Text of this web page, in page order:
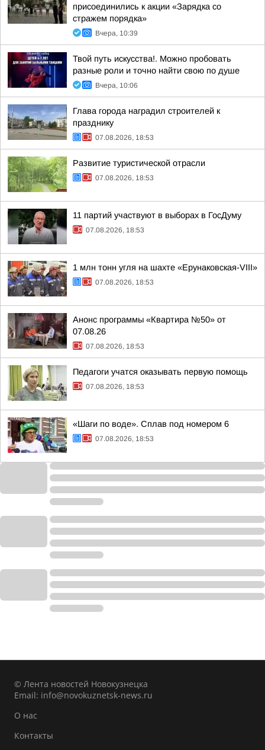
присоединились к акции «Зарядка со
стражем порядка»
Вчера, 10:39
Твой путь искусства!. Можно пробовать
разные роли и точно найти свою по душе
Вчера, 10:06
Глава города наградил строителей к
празднику
07.08.2026, 18:53
Развитие туристической отрасли
07.08.2026, 18:53
11 партий участвуют в выборах в ГосДуму
07.08.2026, 18:53
1 млн тонн угля на шахте «Ерунаковская-VIII»
07.08.2026, 18:53
Анонс программы «Квартира №50» от
07.08.26
07.08.2026, 18:53
Педагоги учатся оказывать первую помощь
07.08.2026, 18:53
«Шаги по воде». Сплав под номером 6
07.08.2026, 18:53
© Лента новостей Новокузнецка
Email: info@novokuznetsk-news.ru
О нас
Контакты